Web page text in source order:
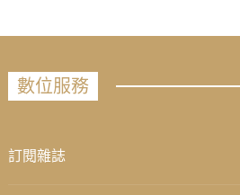
數位服務
訂閱雜誌